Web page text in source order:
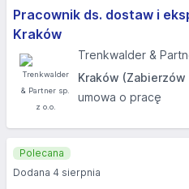
Pracownik ds. dostaw i
Kraków
Trenkwalder &
Kraków (Zabierzów
umowa o pracę
Polecana
Dodana 4 sierpnia